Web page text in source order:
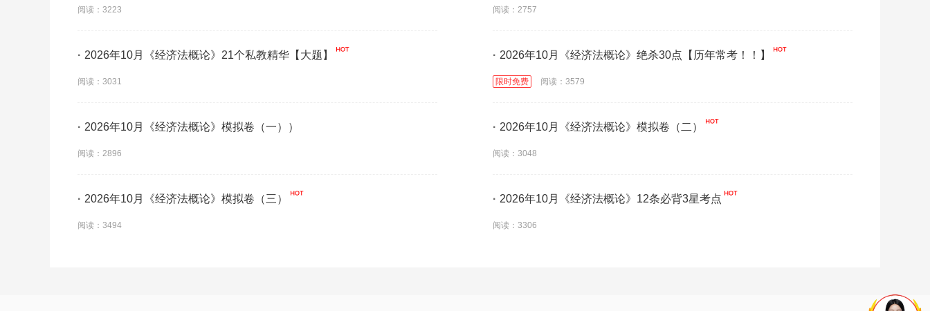
阅读：3223 阅读：2757
· 2026年10月《经济法概论》21个私教精华【大题】
阅读：3031
· 2026年10月《经济法概论》绝杀30点【历年常考！！】
限时免费 阅读：3579
· 2026年10月《经济法概论》模拟卷（一））
阅读：2896
· 2026年10月《经济法概论》模拟卷（二）
阅读：3048
· 2026年10月《经济法概论》模拟卷（三）
阅读：3494
· 2026年10月《经济法概论》12条必背3星考点
阅读：3306